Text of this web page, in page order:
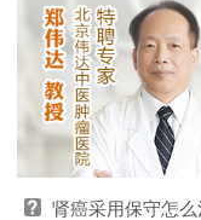
肾癌采用保守怎